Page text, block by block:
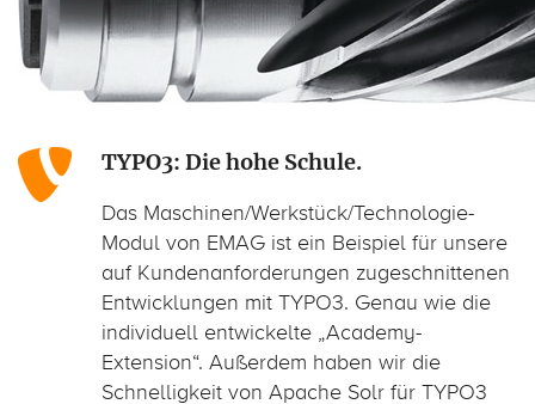
TYPO3: Die hohe Schule.
Das Maschinen/Werkstück/Technologie-
Modul von EMAG ist ein Beispiel für unsere
auf Kundenanforderungen zugeschnittenen
Entwicklungen mit TYPO3. Genau wie die
individuell entwickelte „Academy-
Extension“. Außerdem haben wir die
Schnelligkeit von Apache Solr für TYPO3